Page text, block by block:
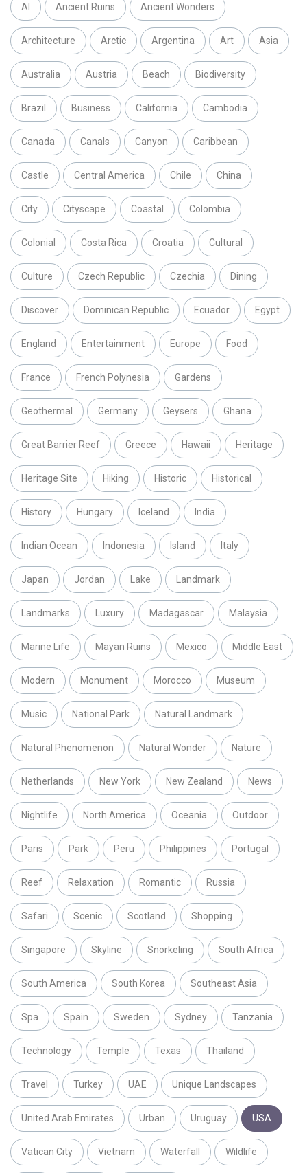
AI Ancient Ruins Ancient Wonders
Architecture Arctic Argentina Art Asia
Australia Austria Beach Biodiversity
Brazil Business California Cambodia
Canada Canals Canyon Caribbean
Castle Central America Chile China
City Cityscape Coastal Colombia
Colonial Costa Rica Croatia Cultural
Culture Czech Republic Czechia Dining
Discover Dominican Republic Ecuador Egypt
England Entertainment Europe Food
France French Polynesia Gardens
Geothermal Germany Geysers Ghana
Great Barrier Reef Greece Hawaii Heritage
Heritage Site Hiking Historic Historical
History Hungary Iceland India
Indian Ocean Indonesia Island Italy
Japan Jordan Lake Landmark
Landmarks Luxury Madagascar Malaysia
Marine Life Mayan Ruins Mexico Middle East
Modern Monument Morocco Museum
Music National Park Natural Landmark
Natural Phenomenon Natural Wonder Nature
Netherlands New York New Zealand News
Nightlife North America Oceania Outdoor
Paris Park Peru Philippines Portugal
Reef Relaxation Romantic Russia
Safari Scenic Scotland Shopping
Singapore Skyline Snorkeling South Africa
South America South Korea Southeast Asia
Spa Spain Sweden Sydney Tanzania
Technology Temple Texas Thailand
Travel Turkey UAE Unique Landscapes
United Arab Emirates Urban Uruguay USA
Vatican City Vietnam Waterfall Wildlife